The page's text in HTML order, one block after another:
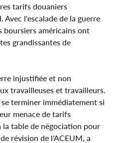
tarifs douaniers
Avec l'escalade de la guerre
boursiers américains ont
grandissantes de
injustifiée et non
travailleuses et travailleurs.
terminer immédiatement si
menace de tarifs
table de négociation pour
révision de l'ACEUM, a